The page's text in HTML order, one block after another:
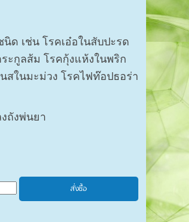
เช่น โรคเอ๋อในสับปะรด
ะกูลส้ม โรคกุ้งแห้งในพริก
สในมะม่วง โรคไฟท๊อปธอร่า
ถังพ่นยา